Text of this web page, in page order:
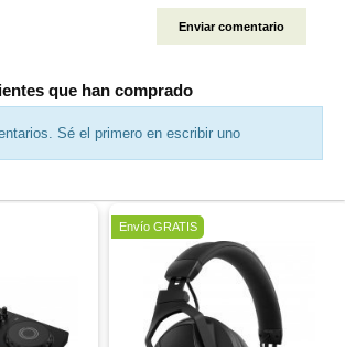
que han comprado
Sé el primero en escribir uno
Oferta
Envío GRATIS